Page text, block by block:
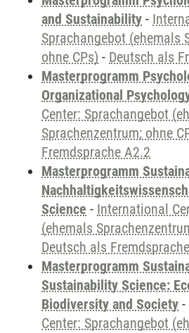
and Sustainability -
Sprachangebot (ehemals
ohne CPs) - Deutsch als
Masterprogramm
Organizational
Center: Sprachangebot
Sprachenzentrum; ohne
Fremdsprache A2.2
Masterprogramm
Science - International
(ehemals
Deutsch als
Masterprogramm
Sustainability Science:
Biodiversity and Society -
Center: Sprachangebot